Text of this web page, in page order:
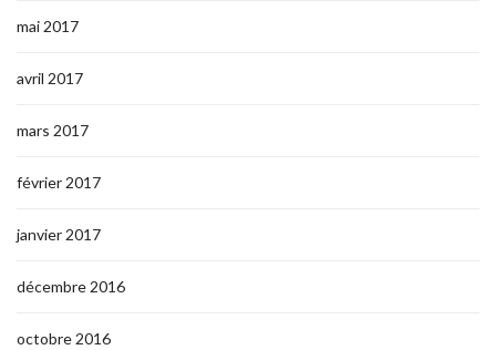
mai 2017
avril 2017
mars 2017
février 2017
janvier 2017
décembre 2016
octobre 2016